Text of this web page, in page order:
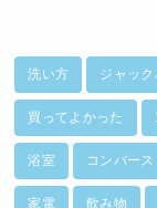
洗い方 ジャッ
買ってよかった
浴室 コンバース
家電 飲み物